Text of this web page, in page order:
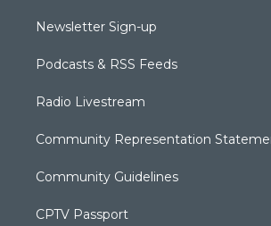
Newsletter Sign-up
Podcasts & RSS Feeds
Radio Livestream
Community Representation
Community Guidelines
CPTV Passport